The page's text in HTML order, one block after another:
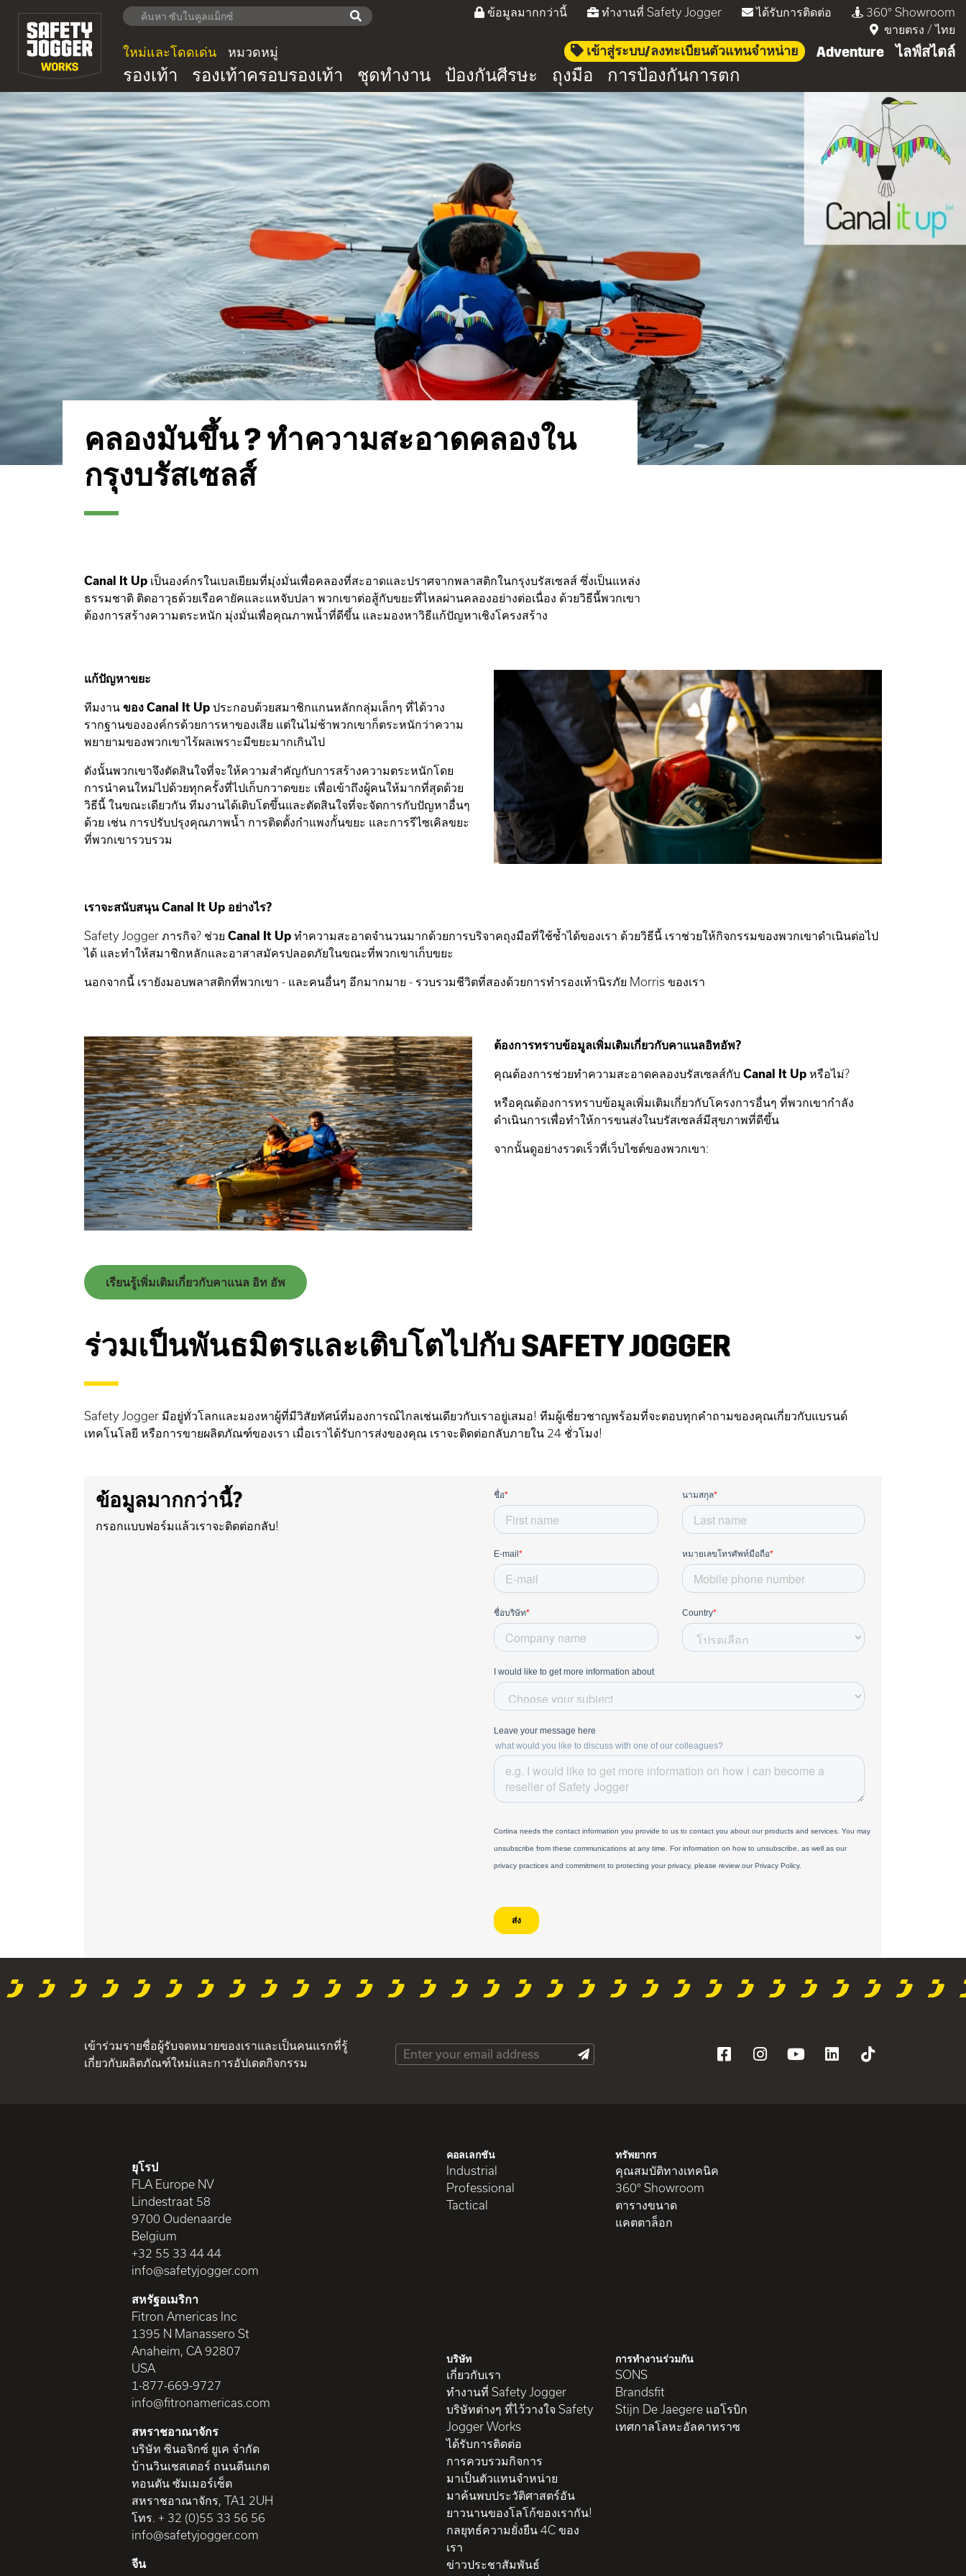
ข้อมูลมากกว่านี้ ทำงานที่ Safety Jogger ได้รับการติดต่อ
360° Showroom
ขายตรง /ไทย
ใหม่และโดดเด่น หมวดหมู่ เข้าสู่ระบบ/ลงทะเบียนตัวแทนจำหน่าย Adventure ไลฟ์สไตล์
รองเท้า รองเท้าครอบรองเท้า ชุดทำงาน ป้องกันศีรษะ ถุงมือ การป้องกันการตก
คลองมันขึ้น ? ทำความสะอาดคลองใน
กรุงบรัสเซลส์
Canal It Up เป็นองค์กรในเบลเยียมที่มุ่งมั่นเพื่อคลองที่สะอาดและปราศจากพลาสติกในกรุงบรัสเซลส์ ซึ่งเป็นแหล่ง
ธรรมชาติ ติดอาวุธด้วยเรือคายัคและแหจับปลา พวกเขาต่อสู้กับขยะที่ไหลผ่านคลองอย่างต่อเนื่อง ด้วยวิธีนี้พวกเขา
ต้องการสร้างความตระหนัก มุ่งมั่นเพื่อคุณภาพน้ำที่ดีขึ้น และมองหาวิธีแก้ปัญหาเชิงโครงสร้าง
แก้ปัญหาขยะ
ทีมงาน ของ Canal It Up ประกอบด้วยสมาชิกแกนหลักกลุ่มเล็กๆ ที่ได้วาง
รากฐานขององค์กรด้วยการหาของเสีย แต่ในไม่ช้าพวกเขาก็ตระหนักว่าความ
พยายามของพวกเขาไร้ผลเพราะมีขยะมากเกินไป
ดังนั้นพวกเขาจึงตัดสินใจที่จะให้ความสำคัญกับการสร้างความตระหนักโดย
การนำคนใหม่ไปด้วยทุกครั้งที่ไปเก็บกวาดขยะ เพื่อเข้าถึงผู้คนให้มากที่สุดด้วย
วิธีนี้ ในขณะเดียวกัน ทีมงานได้เติบโตขึ้นและตัดสินใจที่จะจัดการกับปัญหาอื่นๆ
ด้วย เช่น การปรับปรุงคุณภาพน้ำ การติดตั้งกำแพงกั้นขยะ และการรีไซเคิลขยะ
ที่พวกเขารวบรวม
เราจะสนับสนุน Canal It Up อย่างไร?
Safety Jogger ภารกิจ? ช่วย Canal It Up ทำความสะอาดจำนวนมากด้วยการบริจาคถุงมือที่ใช้ซ้ำได้ของเรา ด้วยวิธีนี้ เราช่วยให้กิจกรรมของพวกเขาดำเนินต่อไป
ได้ และทำให้สมาชิกหลักและอาสาสมัครปลอดภัยในขณะที่พวกเขาเก็บขยะ
นอกจากนี้ เรายังมอบพลาสติกที่พวกเขา - และคนอื่นๆ อีกมากมาย - รวบรวมชีวิตที่สองด้วยการทำรองเท้านิรภัย Morris ของเรา
ต้องการทราบข้อมูลเพิ่มเติมเกี่ยวกับคาแนลอิทอัพ?
คุณต้องการช่วยทำความสะอาดคลองบรัสเซลส์กับ Canal It Up หรือไม่?
หรือคุณต้องการทราบข้อมูลเพิ่มเติมเกี่ยวกับโครงการอื่นๆ ที่พวกเขากำลัง
ดำเนินการเพื่อทำให้การขนส่งในบรัสเซลส์มีสุขภาพที่ดีขึ้น
จากนั้นดูอย่างรวดเร็วที่เว็บไซต์ของพวกเขา:
เรียนรู้เพิ่มเติมเกี่ยวกับคาแนล อิท อัพ
ร่วมเป็นพันธมิตรและเติบโตไปกับ SAFETY JOGGER
Safety Jogger มีอยู่ทั่วโลกและมองหาผู้ที่มีวิสัยทัศน์ที่มองการณ์ไกลเช่นเดียวกับเราอยู่เสมอ! ทีมผู้เชี่ยวชาญพร้อมที่จะตอบทุกคำถามของคุณเกี่ยวกับแบรนด์
เทคโนโลยี หรือการขายผลิตภัณฑ์ของเรา เมื่อเราได้รับการส่งของคุณ เราจะติดต่อกลับภายใน 24 ชั่วโมง!
ข้อมูลมากกว่านี้?
กรอกแบบฟอร์มแล้วเราจะติดต่อกลับ!
เข้าร่วมรายชื่อผู้รับจดหมายของเราและเป็นคนแรกที่รู้
เกี่ยวกับผลิตภัณฑ์ใหม่และการอัปเดตกิจกรรม
ยุโรป
FLA Europe NV
Lindestraat 58
9700 Oudenaarde
Belgium
+32 55 33 44 44
info@safetyjogger.com
สหรัฐอเมริกา
Fitron Americas Inc
1395 N Manassero St
Anaheim, CA 92807
USA
1-877-669-9727
info@fitronamericas.com
สหราชอาณาจักร
บริษัท ซินอจิกซ์ ยูเค จำกัด
บ้านวินเชสเตอร์ ถนนดีนเกต
ทอนตัน ซัมเมอร์เซ็ต
สหราชอาณาจักร, TA1 2UH
โทร. + 32 (0)55 33 56 56
info@safetyjogger.com
จีน
คอลเลกชัน
Industrial
Professional
Tactical
ทรัพยากร
คุณสมบัติทางเทคนิค
360° Showroom
ตารางขนาด
แคตตาล็อก
บริษัท
เกี่ยวกับเรา
ทำงานที่ Safety Jogger
บริษัทต่างๆ ที่ไว้วางใจ Safety
Jogger Works
ได้รับการติดต่อ
การควบรวมกิจการ
มาเป็นตัวแทนจำหน่าย
มาค้นพบประวัติศาสตร์อัน
ยาวนานของโลโก้ของเรากัน!
กลยุทธ์ความยั่งยืน 4C ของ
เรา
ข่าวประชาสัมพันธ์
การทำงานร่วมกัน
SONS
Brandsfit
Stijn De Jaegere แอโรบิก
เทศกาลโลหะอัลคาทราซ